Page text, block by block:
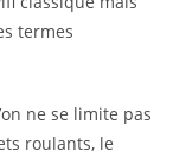
termes
ne se limite pas
roulants, le